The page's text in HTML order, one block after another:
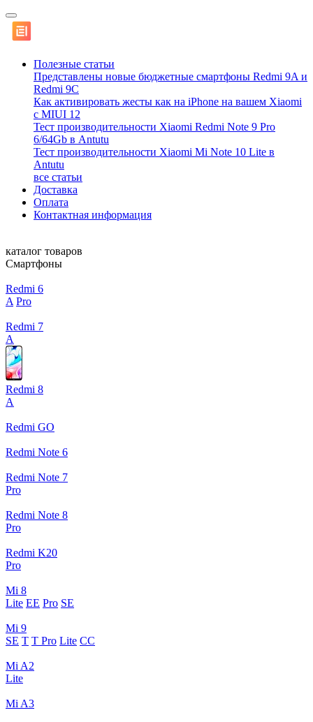
Полезные статьи
Представлены новые бюджетные смартфоны Redmi 9A и
Redmi 9C
Как активировать жесты как на iPhone на вашем Xiaomi
с MIUI 12
Тест производительности Xiaomi Redmi Note 9 Pro
6/64Gb в Antutu
Тест производительности Xiaomi Mi Note 10 Lite в
Antutu
все статьи
Доставка
Оплата
Контактная информация
каталог товаров
Смартфоны
Redmi 6
A Pro
Redmi 7
A
Redmi 8
A
Redmi GO
Redmi Note 6
Redmi Note 7
Pro
Redmi Note 8
Pro
Redmi K20
Pro
Mi 8
Lite EE Pro SE
Mi 9
SE T T Pro Lite CC
Mi A2
Lite
Mi A3